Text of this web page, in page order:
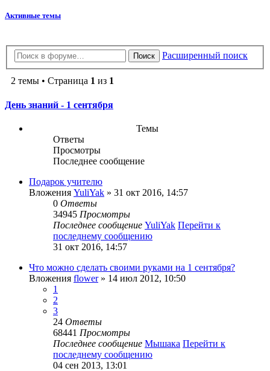
Активные темы
Поиск Расширенный поиск
2 темы • Страница 1 из 1
День знаний - 1 сентября
Темы
Ответы
Просмотры
Последнее сообщение
Подарок учителю
Вложения YuliYak » 31 окт 2016, 14:57
0 Ответы
34945 Просмотры
Последнее сообщение YuliYak Перейти к
последнему сообщению
31 окт 2016, 14:57
Что можно сделать своими руками на 1 сентября?
Вложения flower» 14 июл 2012, 10:50
1
2
3
24 Ответы
68441 Просмотры
Последнее сообщение Мышака Перейти к
последнему сообщению
04 сен 2013, 13:01